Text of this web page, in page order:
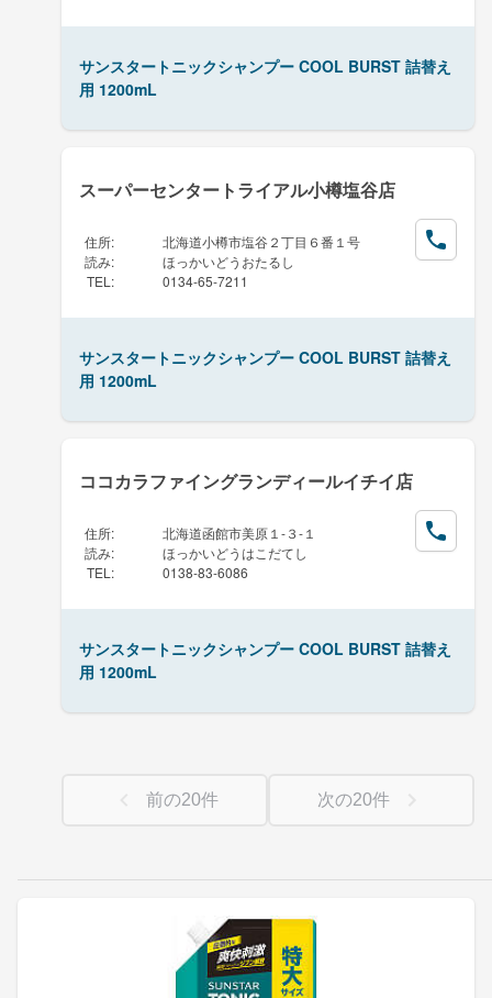
サンスタートニックシャンプー COOL BURST 詰替え
用 1200mL
スーパーセンタートライアル小樽塩谷店
住所:
北海道小樽市塩谷２丁目６番１号
読み:
ほっかいどうおたるし
TEL : 0134-65-7211
サンスタートニックシャンプー COOL BURST 詰替え
用 1200mL
ココカラファイングランディールイチイ店
住所:
北海道函館市美原１-３-１
読み:
ほっかいどうはこだてし
TEL : 0138-83-6086
サンスタートニックシャンプー COOL BURST 詰替え
用 1200mL
前の20件 次の20件